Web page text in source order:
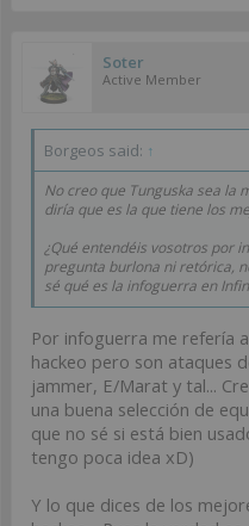
Soter
Active Member
Borgeos said: ↑
No creo que Tunguska sea la
diría que es la que tiene los
¿Qué entendéis vosotros por
pregunta burlona ni retórica,
sé qué es la infoguerra en
Por infoguerra me refería
hackeo pero son ataques
jammer, E/Marat y tal...
una buena selección de
que no sé si está bien
tengo poca idea xD)
Y lo que dices de los